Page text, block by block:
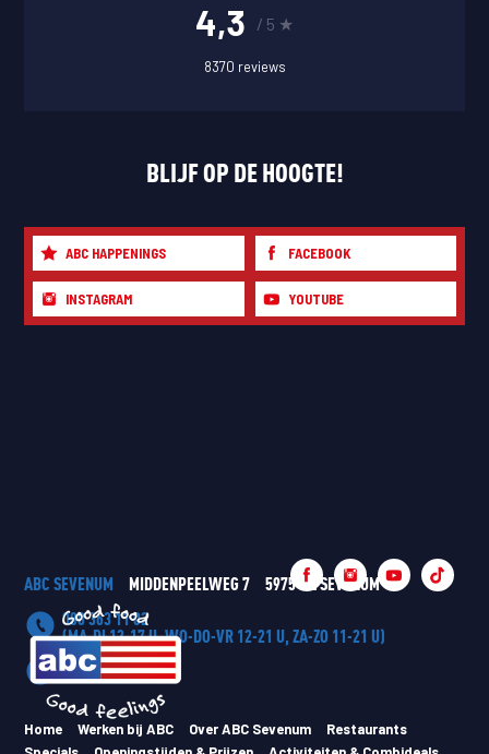
4,3 / 5 ★
8370 reviews
BLIJF OP DE HOOGTE!
ABC HAPPENINGS FACEBOOK
INSTAGRAM YOUTUBE
ABC SEVENUM MIDDENPEELWEG 7
5975 MZ SEVENUM
088 363 11 02
(MA-DI 12-17 U, WO-DO-VR 12-21 U, ZA-ZO 11-21 U)
ABC HAPPENINGS
Home Werken bij ABC Over ABC Sevenum
Restaurants